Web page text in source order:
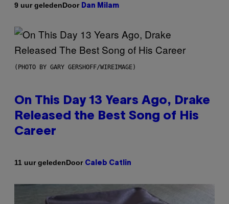
9 uur geledenDoor Dan Milam
(PHOTO BY GARY GERSHOFF/WIREIMAGE)
On This Day 13 Years Ago, Drake
Released the Best Song of His
Career
11 uur geledenDoor Caleb Catlin